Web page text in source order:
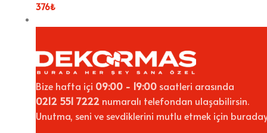
376₺
Bize hafta içi 09:00 - 19:00 saatleri arasında
0212 551 7222 numaralı telefondan ulaşabilirsin.
Unutma, seni ve sevdiklerini mutlu etmek için